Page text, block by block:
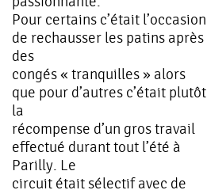
Pour certains c’était l’occasion
de rechausser les patins après
des
congés « tranquilles » alors
que pour d’autres c’était plutôt
la
récompense d’un gros travail
effectué durant tout l’été à
Parilly. Le
circuit était sélectif avec de